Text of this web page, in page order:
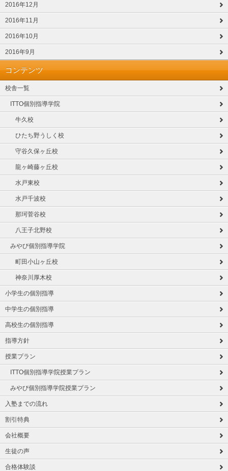
2016年12月
2016年11月
2016年10月
2016年9月
コンテンツ
校舎一覧
ITTO個別指導学院
牛久校
ひたち野うしく校
守谷久保ヶ丘校
龍ヶ崎藤ヶ丘校
水戸東校
水戸千波校
那珂菅谷校
八王子北野校
みやび個別指導学院
町田小山ヶ丘校
神奈川厚木校
小学生の個別指導
中学生の個別指導
高校生の個別指導
指導方針
授業プラン
ITTO個別指導学院授業プラン
みやび個別指導学院授業プラン
入塾までの流れ
割引特典
会社概要
生徒の声
合格体験談